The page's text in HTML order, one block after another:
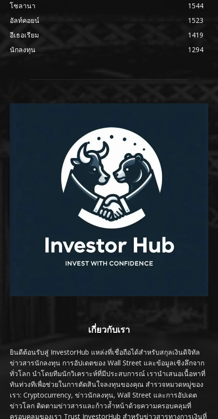
โซลานา
1544
อัลท์คอยน์
1523
อีเธอเรียม
1419
นักลงทุน
1294
เกี่ยวกับเรา
ยินดีต้อนรับสู่ InvestorHub แหล่งที่เชื่อถือได้สำหรับสกุลเงินดิจิทัล
ข่าวสารนักลงทุน การอัปเดตของ Wall Street และข้อมูลเชิงลึกจาก
ทั่วโลก นำโดยทีมนักวิเคราะห์ที่มีประสบการณ์ เรานำเสนอเนื้อหาที่
ทันท่วงทีเพื่อช่วยในการตัดสินใจลงทุนของคุณ สำรวจหมวดหมู่ของ
เรา: Cryptocurrency, ข่าวนักลงทุน, Wall Street และการอัปเดต
ข่าวโลก ติดตามข่าวสารและก้าวล้ำหน้าด้วยความครอบคลุมที่
ครอบคลุมของเรา Trust InvestorHub สำหรับข่าวสารทางการเงินที่